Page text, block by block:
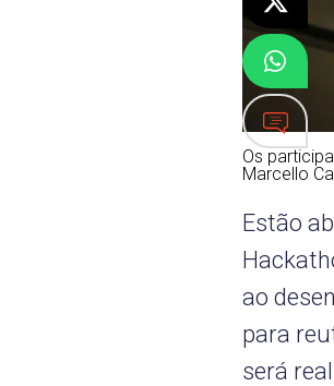
Os
Marcello
Estão
ao
para
será